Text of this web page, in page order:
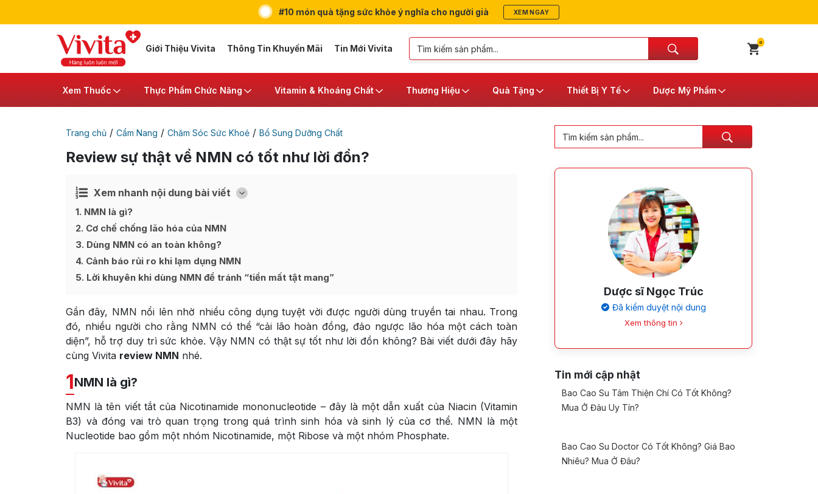
#10 món quà tặng sức khỏe ý nghĩa cho người già XEM NGAY
Giới Thiệu Vivita Thông Tin Khuyến Mãi Tin Mới Vivita
0
Xem Thuốc Thực Phẩm Chức Năng Vitamin & Khoáng Chất Thương Hiệu Quà Tặng Thiết Bị Y Tế Dược Mỹ Phẩm
Trang chủ / Cẩm Nang / Chăm Sóc Sức Khoẻ / Bổ Sung Dưỡng Chất
Review sự thật về NMN có tốt như lời đồn?
Xem nhanh nội dung bài viết [
Ẩn
1 NMN là gì?
2 Cơ chế chống lão hóa của NMN
3 Dùng NMN có an toàn không?
4 Cảnh báo rủi ro khi lạm dụng NMN
5 Lời khuyên khi dùng NMN để tránh “tiền mất tật mang”
Gần đây, NMN nổi lên nhờ nhiều công dụng tuyệt vời được người dùng truyền tai nhau. Trong
đó, nhiều người cho rằng NMN có thể “cải lão hoàn đồng, đảo ngược lão hóa một cách toàn
diện”, hỗ trợ duy trì sức khỏe. Vậy NMN có thật sự tốt như lời đồn không? Bài viết dưới đây hãy
cùng Vivita review NMN nhé.
1NMN là gì?
NMN là tên viết tắt của Nicotinamide mononucleotide – đây là một dẫn xuất của Niacin (Vitamin
B3) và đóng vai trò quan trọng trong quá trình sinh hóa và sinh lý của cơ thể. NMN là một
Nucleotide bao gồm một nhóm Nicotinamide, một Ribose và một nhóm Phosphate.
Dược sĩ Ngọc Trúc
Đã kiểm duyệt nội dung
Xem thông tin
Tin mới cập nhật
Bao Cao Su Tâm Thiện Chí Có Tốt Không?
Mua Ở Đâu Uy Tín?
Bao Cao Su Doctor Có Tốt Không? Giá Bao
Nhiêu? Mua Ở Đâu?